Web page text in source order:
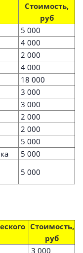
Стоимость,
руб
5 000
4 000
2 000
4 000
18 000
3 000
3 000
2 000
2 000
5 000
5 000
5 000
Стоимость,
руб
3 000